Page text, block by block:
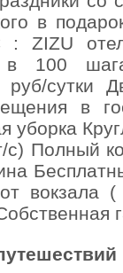
в
в 100
сутки
в
уборка
Полный
вокзала